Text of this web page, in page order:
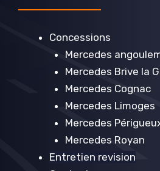
Concessions
Mercedes
Mercedes Brive la
Mercedes Cognac
Mercedes Limoges
Mercedes
Mercedes Royan
Entretien revision